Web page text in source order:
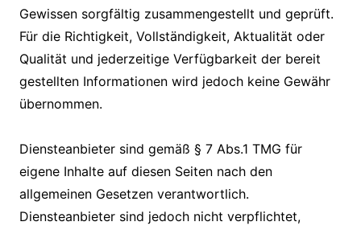
Gewissen sorgfältig zusammengestellt und geprüft.
Für die Richtigkeit, Vollständigkeit, Aktualität oder
Qualität und jederzeitige Verfügbarkeit der bereit
gestellten Informationen wird jedoch keine Gewähr
übernommen.
Diensteanbieter sind gemäß § 7 Abs.1 TMG für
eigene Inhalte auf diesen Seiten nach den
allgemeinen Gesetzen verantwortlich.
Diensteanbieter sind jedoch nicht verpflichtet,